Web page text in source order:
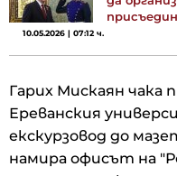
10.05.2026 | 07:12 ч.
Гарих Мискаян чака
Ереванския
екскурзовод до
намира офисът на